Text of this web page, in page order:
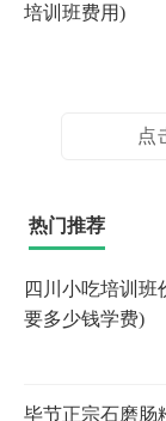
培训班费用)
点
热门推荐
四川小吃培训班
要多少钱学费)
毕节正宗石磨肠